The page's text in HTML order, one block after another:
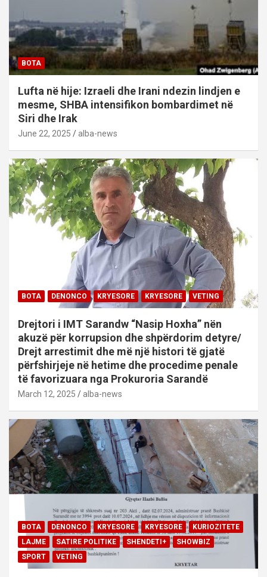
BOTA
Lufta në hije: Izraeli dhe Irani ndezin lindjen e
mesme, SHBA intensifikon bombardimet në
Siri dhe Irak
June 22, 2025 alba-news
BOTA DENONCO KRYESORE KRYESORE VETING
Drejtori i IMT Sarandw “Nasip Hoxha” nën
akuzë për korrupsion dhe shpërdorim detyre/
Drejt arrestimit dhe më një histori të gjatë
përfshirjeje në hetime dhe procedime penale
të favorizuara nga Prokuroria Sarandë
March 12, 2025 alba-news
BOTA DENONCO KRYESORE KRYESORE
KURIOZITETE
LAJME
SATIRE POLITIKE SHENDETI+
SHOWBIZ
SPORT
VETING